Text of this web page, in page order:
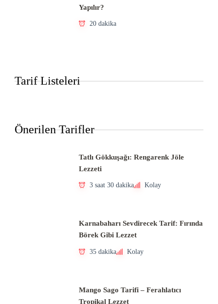
Yapılır?
20 dakika
Tarif Listeleri
Önerilen Tarifler
Tatlı Gökkuşağı: Rengarenk Jöle
Lezzeti
3 saat 30 dakika Kolay
Karnabaharı Sevdirecek Tarif: Fırında
Börek Gibi Lezzet
35 dakika Kolay
Mango Sago Tarifi – Ferahlatıcı
Tropikal Lezzet